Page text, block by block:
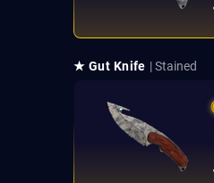
★ Gut Knife | Stained